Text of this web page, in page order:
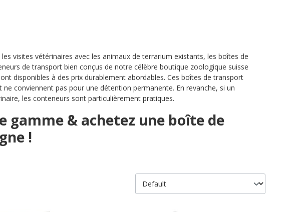
visites vétérinaires avec les animaux de terrarium existants, les boîtes de
de transport bien conçus de notre célèbre boutique zoologique suisse
disponibles à des prix durablement abordables. Ces boîtes de transport
conviennent pas pour une détention permanente. En revanche, si un
les conteneurs sont particulièrement pratiques.
& achetez une boîte de
!